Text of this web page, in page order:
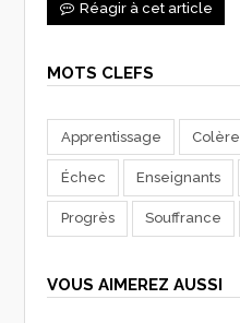
Réagir à cet article
MOTS CLEFS
Apprentissage Colère
Échec Enseignants
Progrès Souffrance
VOUS AIMEREZ AUSSI